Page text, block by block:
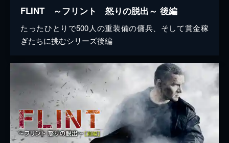
FLINT ～フリント 怒りの脱出～ 後編
たったひとりで500人の重装備の傭兵、そして賞金稼
ぎたちに挑むシリーズ後編